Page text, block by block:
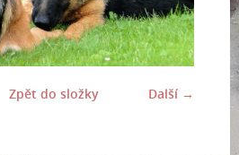
Další →
Zpět do složky